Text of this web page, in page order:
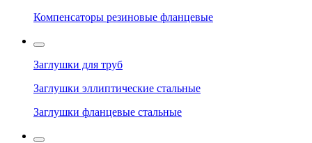
Компенсаторы резиновые фланцевые
Заглушки для труб
Заглушки эллиптические стальные
Заглушки фланцевые стальные